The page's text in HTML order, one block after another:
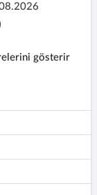
gösterir